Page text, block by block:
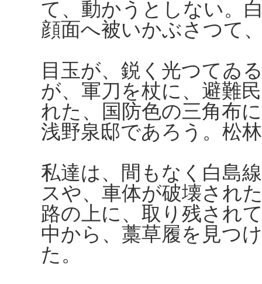
て、動かうとしない。
顔面へ被いかぶさつて
目玉が、鋭く光つてゐ
が、軍刀を杖に、避難
れた、国防色の三角布
浅野泉邸であろう。松
私達は、間もなく白島
スや、車体が破壊され
路の上に、取り残され
中から、藁草履を見つ
た。